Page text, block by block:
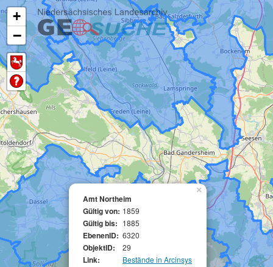
Amt Northeim
Gültig von: 1859
Gültig bis: 1885
EbenenID: 6320
ObjektID: 29
Link: Bestände in Arcinsys
×
+
−